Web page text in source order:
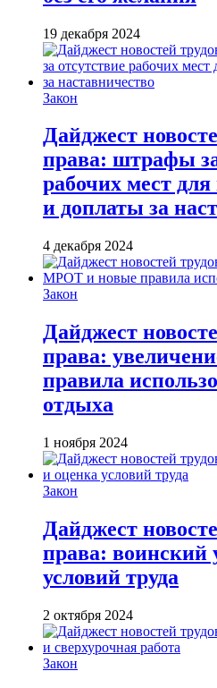
19 декабря 2024
Закон
Дайджест
права: штрафы
рабочих мест
и доплаты за
4 декабря 2024
Закон
Дайджест
права:
правила
отдыха
1 ноября 2024
Закон
Дайджест
права: воинский
условий труда
2 октября 2024
Закон